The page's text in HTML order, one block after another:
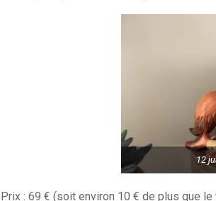
12
Prix : 69 € (soit environ 10 € de plus que